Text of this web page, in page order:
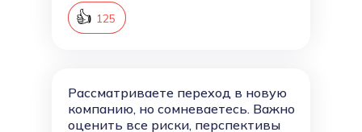
Рассматриваете переход в новую
компанию, но сомневаетесь. Важно
оценить все риски, перспективы
126
👍 125